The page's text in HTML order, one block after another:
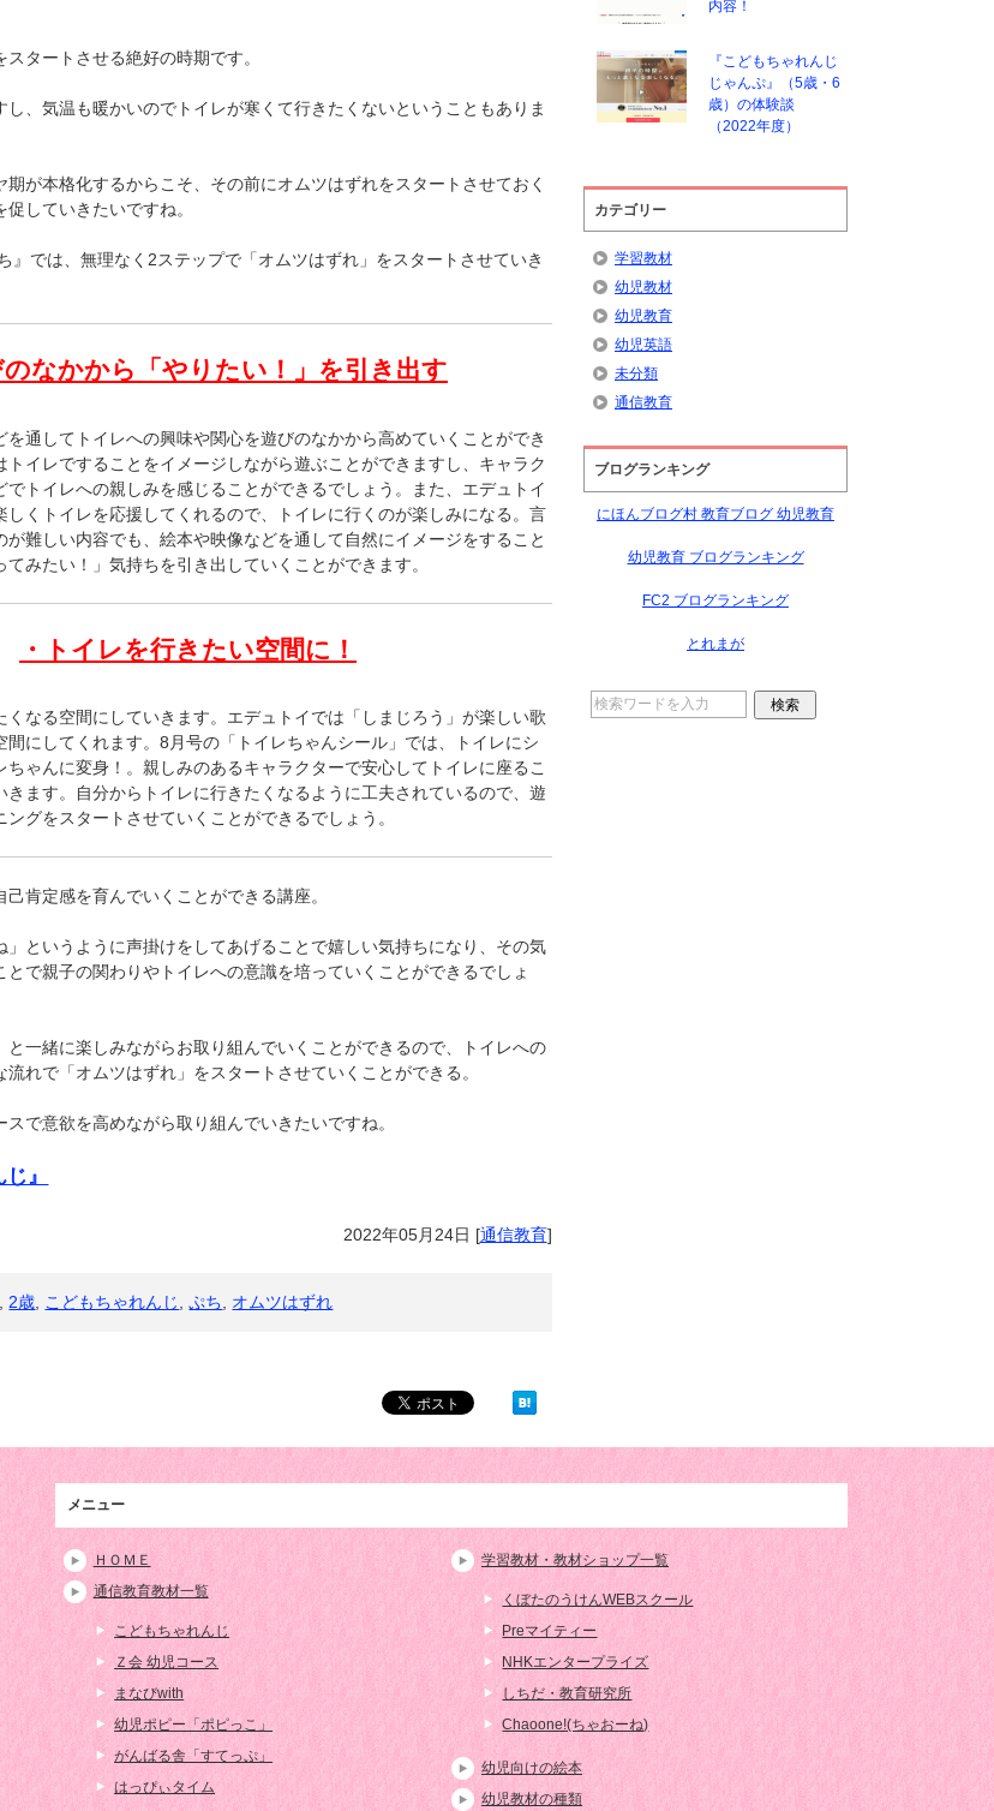
スタートさせる絶好の時期です。
し、気温も暖かいのでトイレが寒くて行きたくないということもありま
期が本格化するからこそ、その前にオムツはずれをスタートさせておく
していきたいですね。
』では、無理なく2ステップで「オムツはずれ」をスタートさせていき
のなかから「やりたい！」を引き出す
を通してトイレへの興味や関心を遊びのなかから高めていくことができ
トイレですることをイメージしながら遊ぶことができますし、キャラク
でトイレへの親しみを感じることができるでしょう。また、エデュトイ
しくトイレを応援してくれるので、トイレに行くのが楽しみになる。言
が難しい内容でも、絵本や映像などを通して自然にイメージをすること
みたい！」気持ちを引き出していくことができます。
・トイレを行きたい空間に！
くなる空間にしていきます。エデュトイでは「しまじろう」が楽しい歌
間にしてくれます。8月号の「トイレちゃんシール」では、トイレにシ
ちゃんに変身！。親しみのあるキャラクターで安心してトイレに座るこ
きます。自分からトイレに行きたくなるように工夫されているので、遊
グをスタートさせていくことができるでしょう。
肯定感を育んでいくことができる講座。
」というように声掛けをしてあげることで嬉しい気持ちになり、その気
とで親子の関わりやトイレへの意識を培っていくことができるでしょ
と一緒に楽しみながらお取り組んでいくことができるので、トイレへの
れで「オムツはずれ」をスタートさせていくことができる。
で意欲を高めながら取り組んでいきたいですね。
』
2022年05月24日 [通信教育]
2歳 こどもちゃれんじ ,ぷち オムツはずれ
内容！
『こどもちゃれんじ
じゃんぷ』（5歳・6
歳）の体験談
（2022年度）
カテゴリー
学習教材
幼児教材
幼児教育
幼児英語
未分類
通信教育
ブログランキング
にほんブログ村 教育ブログ 幼児教育
幼児教育 ブログランキング
FC2 ブログランキング
とれまが
メニュー
ＨＯＭＥ
通信教育教材一覧
こどもちゃれんじ
Ｚ会 幼児コース
まなびwith
幼児ポピー「ポピっこ」
がんばる舎「すてっぷ」
はっぴぃタイム
学習教材・教材ショップ一覧
くぼたのうけんWEBスクール
Preマイティー
NHKエンタープライズ
しちだ・教育研究所
Chaoone!(ちゃおーね)
幼児向けの絵本
幼児教材の種類